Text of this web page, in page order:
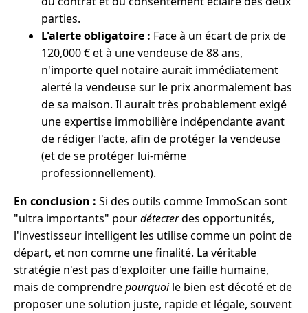
parties.
L'alerte obligatoire : Face à un écart de prix de
120,000 € et à une vendeuse de 88 ans,
n'importe quel notaire aurait immédiatement
alerté la vendeuse sur le prix anormalement bas
de sa maison. Il aurait très probablement exigé
une expertise immobilière indépendante avant
de rédiger l'acte, afin de protéger la vendeuse
(et de se protéger lui-même
professionnellement).
En conclusion : Si des outils comme ImmoScan sont
"ultra importants" pourdétecterdes opportunités,
l'investisseur intelligent les utilise comme un point de
départ, et non comme une finalité. La véritable
stratégie n'est pas d'exploiter une faille humaine,
mais de comprendrepourquoile bien est décoté et de
proposer une solution juste, rapide et légale, souvent